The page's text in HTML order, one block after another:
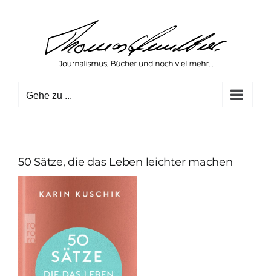
springen
Gehe zu ...
50 Sätze, die das Leben leichter machen